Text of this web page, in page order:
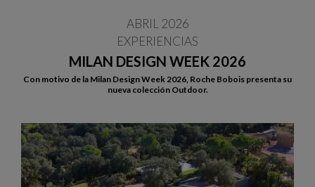
MILAN DESIGN WEEK 2026
ABRIL 2026
EXPERIENCIAS
Con motivo de la Milan Design Week 2026, Roche Bobois presenta su
nueva colección Outdoor.